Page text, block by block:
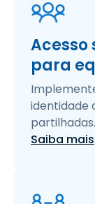
Acesso
para
identidade
partilhadas.
Saiba mais